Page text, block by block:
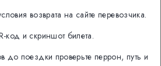
возврата на сайте перевозчика.
код и скриншот билета.
до поездки проверьте перрон, путь и